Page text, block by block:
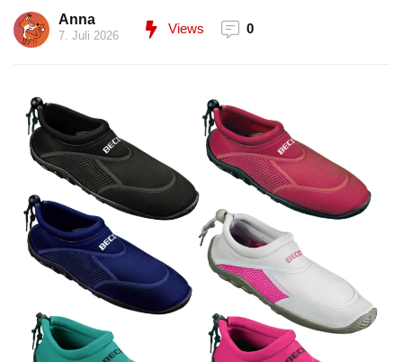
Anna
7. Juli 2026 Views 0